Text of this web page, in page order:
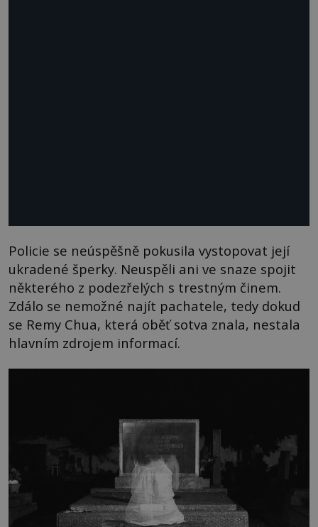
Policie se neúspěšně pokusila vystopovat její
ukradené šperky. Neuspěli ani ve snaze spojit
některého z podezřelých s trestným činem.
Zdálo se nemožné najít pachatele, tedy dokud
se Remy Chua, která oběť sotva znala, nestala
hlavním zdrojem informací.